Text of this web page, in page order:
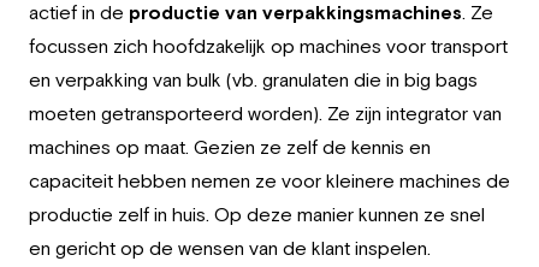
Travailler chez Greystone
Notre équipe
FR
actief in de productie van verpakkingsmachines. Ze
focussen zich hoofdzakelijk op machines voor transport
en verpakking van bulk (vb. granulaten die in big bags
moeten getransporteerd worden). Ze zijn integrator van
machines op maat. Gezien ze zelf de kennis en
capaciteit hebben nemen ze voor kleinere machines de
productie zelf in huis. Op deze manier kunnen ze snel
en gericht op de wensen van de klant inspelen.